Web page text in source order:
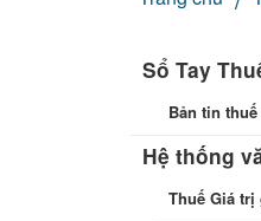
Sổ Tay
Bản tin
Hệ thống
Thuế Giá trị